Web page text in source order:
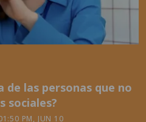
de las personas que no
sociales?
PM, JUN 10